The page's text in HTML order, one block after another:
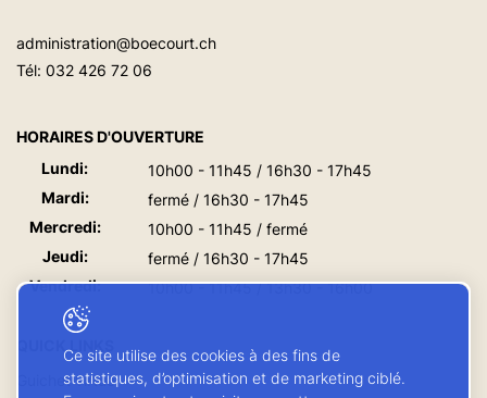
administration@boecourt.ch
Tél: 032 426 72 06
HORAIRES D'OUVERTURE
Lundi:
10h00 - 11h45 / 16h30 - 17h45
Mardi:
fermé / 16h30 - 17h45
Mercredi:
10h00 - 11h45 / fermé
Jeudi:
fermé / 16h30 - 17h45
Vendredi:
10h00 - 11h45 / 13h30 - 16h00
QUICK LINKS
Guichet virtuel
Ce site utilise des cookies à des fins de
statistiques, d’optimisation et de marketing ciblé.